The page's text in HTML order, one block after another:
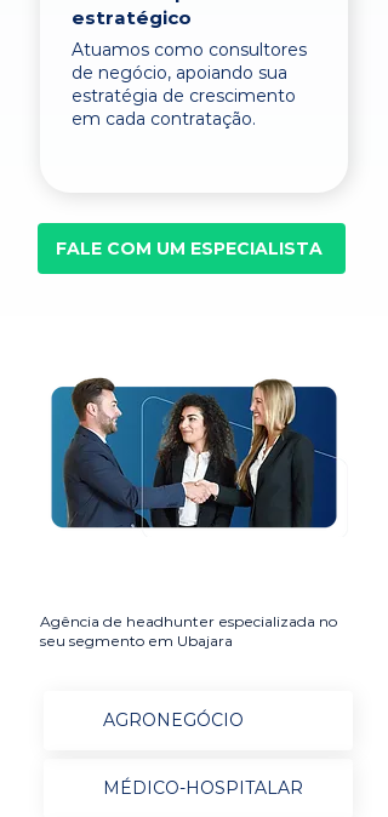
estratégico
Atuamos como consultores
de negócio, apoiando sua
estratégia de crescimento
em cada contratação.
FALE COM UM ESPECIALISTA
Agência de headhunter especializada no
seu segmento em Ubajara
AGRONEGÓCIO
MÉDICO-HOSPITALAR